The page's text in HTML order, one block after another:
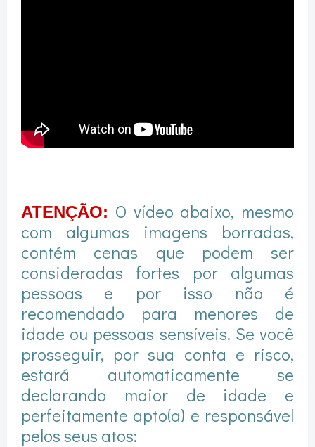
ATENÇÃO: O vídeo abaixo, mesmo
com algumas imagens borradas,
contém cenas que podem ser
consideradas fortes por algumas
pessoas e por isso não é
recomendado para menores de
idade ou pessoas sensíveis. Se você
prosseguir, por sua conta e risco,
estará automaticamente se
declarando maior de idade e
perfeitamente apto(a) e responsável
pelos seus atos: